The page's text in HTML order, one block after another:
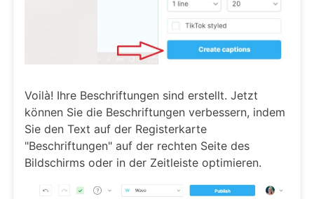
Voilà! Ihre Beschriftungen sind erstellt. Jetzt
können Sie die Beschriftungen verbessern, indem
Sie den Text auf der Registerkarte
"Beschriftungen" auf der rechten Seite des
Bildschirms oder in der Zeitleiste optimieren.